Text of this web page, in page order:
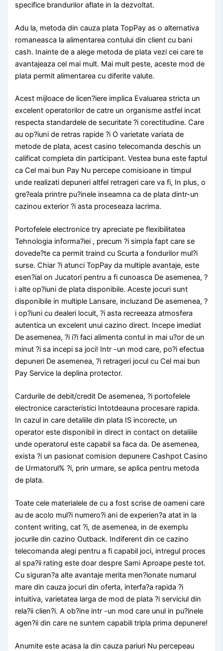
specifice brandurilor aflate in la dezvoltat.
Adu la, metoda din cauza plata TopPay as o alternativa
romaneasca la alimentarea contului din client cu bani
cash. Inainte de a alege metoda de plata vezi cei care te
avantajeaza cel mai mult. Mai mult peste, aceste mod de
plata permit alimentarea cu diferite valute.
Acest mijloace de licen?iere implica Evaluarea stricta un
excelent operatorilor de catre un organisme astfel incat
respecta standardele de securitate ?i corectitudine. Care
au op?iuni de retras rapide ?i O varietate variata de
metode de plata, acest casino telecomanda deschis un
calificat completa din participant. Vestea buna este faptul
ca Cel mai bun Pay Nu percepe comisioane in timpul
unde realizati depuneri altfel retrageri care va fi, In plus, o
gre?eala printre pu?inele inseamna ca de plata dintr-un
cazinou exterior ?i asta proceseaza lacrima.
Portofelele electronice try apreciate pe flexibilitatea
Tehnologia informa?iei , precum ?i simpla fapt care se
dovede?te ca permit traind cu Scurta a fondurilor mul?i
surse. Chiar ?i atunci TopPay da multiple avantaje, este
esen?ial on Jucatori pentru a fi cunoasca De asemenea, ?
i alte op?iuni de plata disponibile. Aceste jocuri sunt
disponibile in multiple Lansare, incluzand De asemenea, ?
i op?iuni cu dealeri locuit, ?i asta recreeaza atmosfera
autentica un excelent unui cazino direct. Incepe imediat
De asemenea, ?i i?i faci alimenta contul in mai u?or de un
minut ?i sa incepi sa joci! Intr -un mod care, po?i efectua
depuneri De asemenea, ?i retrageri jocul cu Cel mai bun
Pay Service la deplina protector.
Cardurile de debit/credit De asemenea, ?i portofelele
electronice caracteristici Intotdeauna procesare rapida.
In cazul in care detaliile din plata IS incorecte, un
operator este disponibil in direct in contact on detaliile
unde operatorul este capabil sa faca da. De asemenea,
exista ?i un pasionat comision depunere Cashpot Casino
de Urmatorul% ?i, prin urmare, se aplica pentru metoda
de plata.
Toate cele materialele de cu a fost scrise de oameni care
au de acolo mul?i numero?i ani de experien?a atat in la
content writing, cat ?i, de asemenea, in de exemplu
jocurile din cazino Outback. Indiferent din ce cazino
telecomanda alegi pentru a fi capabil joci, intregul proces
al spa?ii rating este doar despre Sami Aproape peste tot.
Cu siguran?a alte avantaje merita men?ionate numarul
mare din cauza jocuri din oferta, interfa?a rapida ?i
intuitiva, varietatea larga de mod de plata ?i serviciul din
rela?ii clien?i. A ob?ine intr -un mod care unul in pu?inele
agen?ii din care ne suntem capabili tripla prima depunere!
Anumite este acasa la din cauza pariuri Nu percepeau